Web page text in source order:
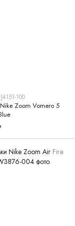
100
Nike Zoom Vomero 5